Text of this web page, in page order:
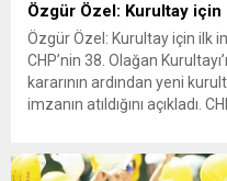
Özgür Özel: Kurultay için
Özgür Özel: Kurultay için ilk
CHP’nin 38. Olağan
kararının ardından yeni
imzanın atıldığını açıkladı.